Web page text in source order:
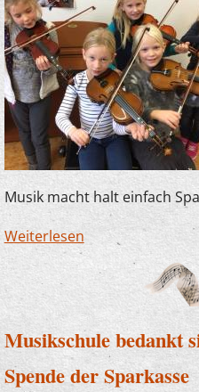
Musik macht halt einfach
Weiterlesen über Spaß im
Musikschule bedankt
Spende der Sparkasse